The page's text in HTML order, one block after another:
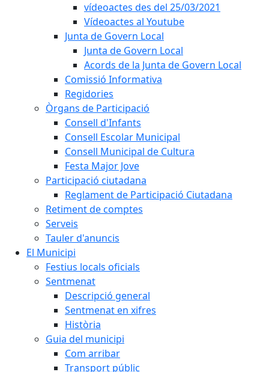
vídeoactes des del 25/03/2021
Vídeoactes al Youtube
Junta de Govern Local
Junta de Govern Local
Acords de la Junta de Govern Local
Comissió Informativa
Regidories
Òrgans de Participació
Consell d'Infants
Consell Escolar Municipal
Consell Municipal de Cultura
Festa Major Jove
Participació ciutadana
Reglament de Participació Ciutadana
Retiment de comptes
Serveis
Tauler d'anuncis
El Municipi
Festius locals oficials
Sentmenat
Descripció general
Sentmenat en xifres
Història
Guia del municipi
Com arribar
Transport públic